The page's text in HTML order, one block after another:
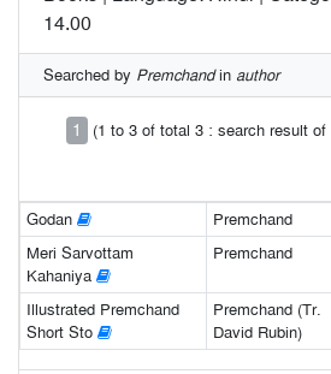
14.00
Searched by Premchandin author
1 (1 to 3 of total 3 : search result
Godan Premchand
Meri Sarvottam
Kahaniya
Premchand
Illustrated Premchand
Short Sto
Premchand (Tr.
David Rubin)